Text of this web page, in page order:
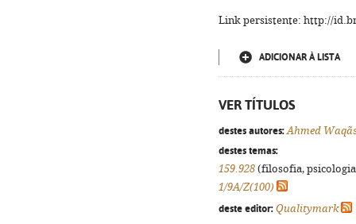
Link persistente: http://
ADICIONAR À LISTA
VER TÍTULOS
destes autores: Ahmed
destes temas:
159.928 (filosofia,
1/9A/Z(100)
deste editor: Qualitymark